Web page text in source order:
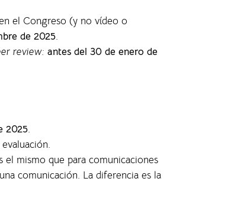
el Congreso (y no vídeo o
de 2025.
review: antes del 30 de enero de
2025.
mismo que para comunicaciones
comunicación. La diferencia es la